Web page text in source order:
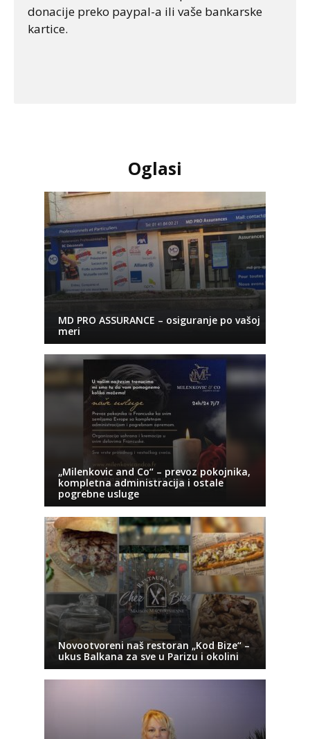
donacije preko paypal-a ili vaše bankarske
kartice.
Oglasi
MD PRO ASSURANCE – osiguranje po vašoj
meri
„Milenkovic and Co“ – prevoz pokojnika,
kompletna administracija i ostale
pogrebne usluge
Novootvoreni naš restoran „Kod Bize“ –
ukus Balkana za sve u Parizu i okolini